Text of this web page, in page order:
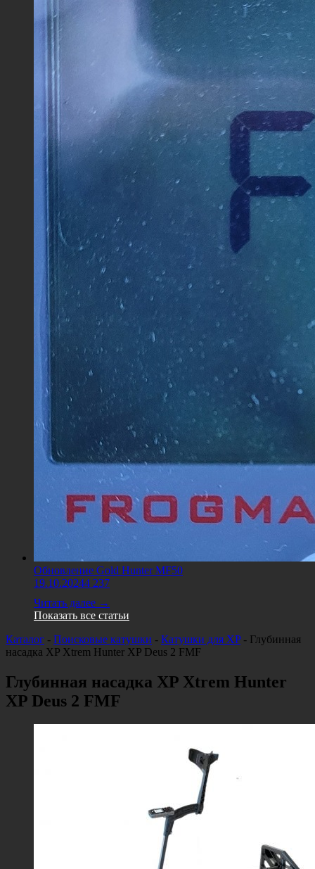
Обновление Gold Hunter MF50
19.10.20244 237
Читать далее →
Показать все статьи
Каталог - Поисковые катушки - Катушки для XP- Глубинная
насадка XP Хtrem Hunter XP Deus 2 FMF
Глубинная насадка XP Хtrem Hunter
XP Deus 2 FMF